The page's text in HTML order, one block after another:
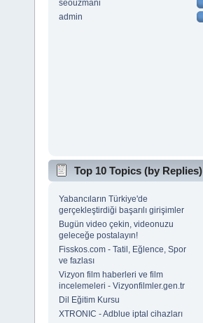
seouzmani
admin
Top 10 Topics (by Replies)
Yabancıların Türkiye'de
gerçekleştirdiği başarılı girişimler
Bugün video çekin, videonuzu
geleceğe postalayın!
Fisskos.com - Tatil, Eğlence, Spor
ve fazlası
Vizyon film haberleri ve film
incelemeleri - Vizyonfilmler.gen.tr
Dil Eğitim Kursu
XTRONIC - Adblue iptal cihazları